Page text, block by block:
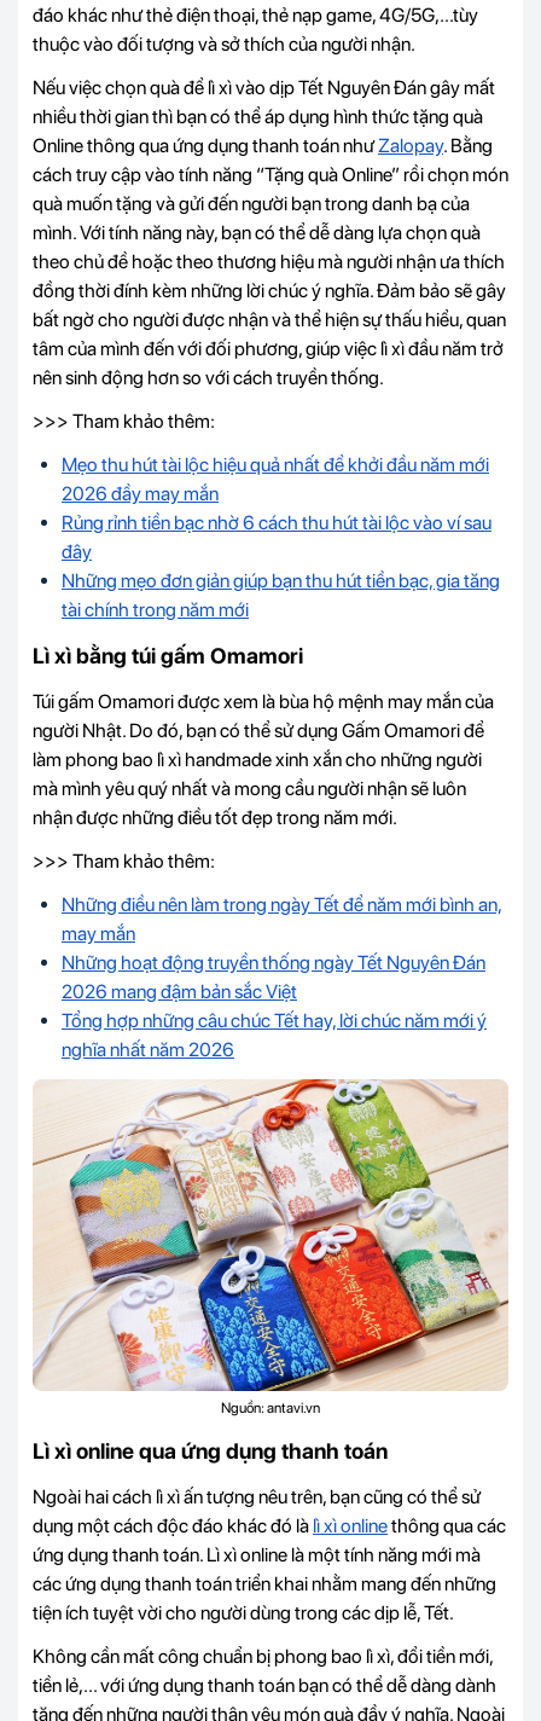
đáo khác như thẻ điện thoại, thẻ nạp game,4G/5G,...tùy
thuộc vào đối tượng và sở thích của người nhận.
Nếu việc chọn quà để lì xì vào dịp Tết Nguyên Đán gây mất
nhiều thời gian thì bạn có thể áp dụng hình thức tặng quà
Online thông quaứng dụng thanh toánnhưZalopay. Bằng
cách truy cập vào tính năng “Tặng quà Online” rồi chọn món
quà muốn tặng và gửi đến người bạn trong danh bạ của
mình. Với tính năng này, bạn có thể dễ dàng lựa chọn quà
theo chủ đề hoặc theo thương hiệu mà người nhận ưa thích
đồng thời đính kèm những lời chúc ý nghĩa. Đảm bảo sẽ gây
bất ngờ cho người được nhận và thể hiện sự thấu hiểu, quan
tâm của mình đến với đối phương, giúp việc lì xì đầu năm trở
nên sinh động hơn so với cách truyền thống.
>>> Tham khảo thêm:
Mẹo thu hút tài lộc hiệu quả nhất để khởi đầu năm mới
2026 đầy may mắn
Rủng rỉnh tiền bạc nhờ 6 cách thu hút tài lộc vào ví sau
đây
Những mẹo đơn giản giúp bạn thu hút tiền bạc, gia tăng
tài chính trong năm mới
Lì xì bằng túi gấm Omamori
Túi gấm Omamori được xem là bùa hộ mệnh may mắn của
người Nhật. Do đó, bạn có thể sử dụng Gấm Omamori để
làm phong bao lì xì handmade xinh xắn cho những người
mà mình yêu quý nhất và mong cầu người nhận sẽ luôn
nhận được những điều tốt đẹp trong năm mới.
>>> Tham khảo thêm:
Những điều nên làm trong ngày Tết để năm mới bình an,
may mắn
Những hoạt động truyền thống ngày Tết Nguyên Đán
2026 mang đậm bản sắc Việt
Tổng hợp những câu chúc Tết hay, lời chúc năm mới ý
nghĩa nhất năm 2026
Nguồn: antavi.vn
Lì xì online qua ứng dụng thanh toán
Ngoài hai cách lì xì ấn tượng nêu trên, bạn cũng có thể sử
dụng một cách độc đáo khác đó là lì xì onlinethông quacác
ứng dụng thanh toán. Lì xì online là một tính năng mới mà
cácứng dụng thanh toántriển khai nhằm mang đến những
tiện ích tuyệt vời cho người dùng trong các dịp lễ, Tết.
Không cần mất công chuẩn bị phong bao lì xì, đổi tiền mới,
tiền lẻ,... vớiứng dụng thanh toán bạn có thể dễ dàng dành
tặng đến những người thân yêu món quà đầy ý nghĩa. Ngoài